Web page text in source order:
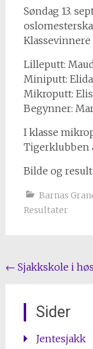
Søndag 13.
Klassevinnere
Lilleputt:
Miniputt: Elida
Mikroputt:
Begynner:
I klasse
Tigerklubben
Bilde og
Barnas
Resultater
Post
← Sjakkskole i
Sider
Jentesjakk